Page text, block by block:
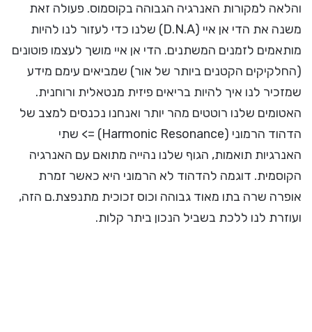
והלאה למקורות האנרגיה הגבוהה בקוסמוס. פעולה זאת
משנה את הדי אן איי (D.N.A) שלנו כדי לעזור לנו להיות
מותאמים לזמנים המשתנים. הדי אן איי מושך לעצמו פוטונים
(החלקיקים הקטנים ביותר של אור) שמביאים עימם מידע
שמזכיר לנו איך להיות בריאים פיזית מנטאלית ורוחנית.
האטומים שלנו רוטטים מהר יותר ואנחנו נכנסים למצב של
הדהוד הרמוני (Harmonic Resonance) => שתי
האנרגיות תואמות, הגוף שלנו נהייה מתואם עם האנרגיה
הקוסמית. דוגמה להדהוד לא הרמוני היא כאשר זמרת
אופרה שרה בתו מאוד גבוהה וכוס זכוכית מתנפצת.ם הזה,
ועוזרת לנו ללכת בשביל הנכון ביתר קלות.